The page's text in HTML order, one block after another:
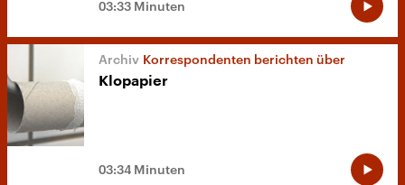
03:33 Minuten
Korrespondenten berichten über
Klopapier
03:34 Minuten